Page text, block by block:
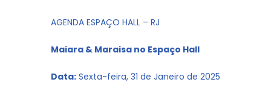
AGENDA ESPAÇO HALL – RJ
Maiara & Maraisa no Espaço Hall
Data: Sexta-feira, 31 de Janeiro de 2025